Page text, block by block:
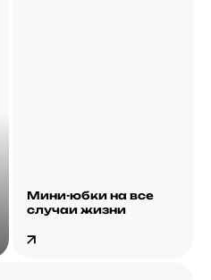
Мини-юбки на все
случаи жизни